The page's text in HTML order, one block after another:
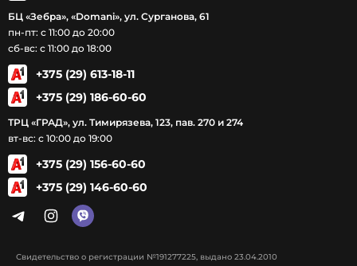
БЦ «Зебра», «Domani», ул. Сурганова, 61
пн-пт: с 11:00 до 20:00
сб-вс: с 11:00 до 18:00
+375 (29) 613-18-11
+375 (29) 186-60-60
ТРЦ «ГРАД», ул. Тимирязева, 123, пав. 270 и 274
вт-вс: с 10:00 до 19:00
+375 (29) 156-60-60
+375 (29) 146-60-60
Свидетельство о регистрации №191277225, выдано 23.04.2010